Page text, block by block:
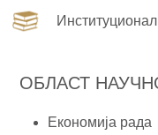
ОБЛАСТ
Економија рада